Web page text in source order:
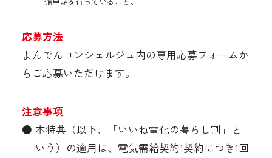
応募方法
よんでんコンシェルジュ内の専用応募フォームか
らご応募いただけます。
注意事項
● 本特典（以下、「いいね電化の暮らし割」と
いう）の適用は、電気需給契約1契約につき1回